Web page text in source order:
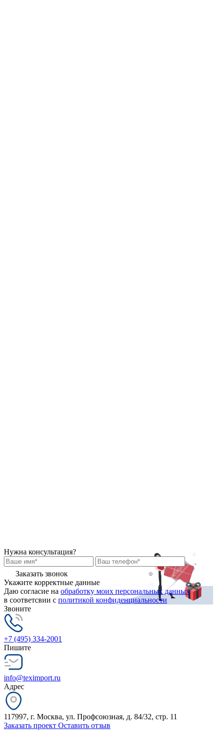
Нужна консультация?
Заказать звонок
Укажите корректные данные
Даю согласие на обработку моих персональных данных
в соответсвии с политикой конфиденциальности
Звоните
+7 (495) 334-2001
Пишите
info@teximport.ru
Адрес
117997, г. Москва, ул. Профсоюзная, д. 84/32, стр. 11
Заказать проект Оставить отзыв